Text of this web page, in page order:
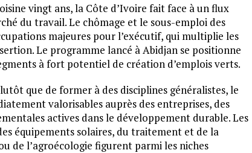
vingt ans, la Côte d’Ivoire fait face à un flux
du travail. Le chômage et le sous-emploi des
majeures pour l’exécutif, qui multiplie les
Le programme lancé à Abidjan se positionne
à fort potentiel de création d’emplois verts.
que de former à des disciplines généralistes, le
valorisables auprès des entreprises, des
actives dans le développement durable. Les
équipements solaires, du traitement et de la
de l’agroécologie figurent parmi les niches